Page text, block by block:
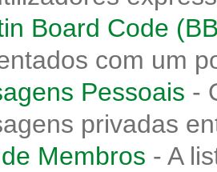
Board Code
com um
Pessoais -
privadas
Membros - A